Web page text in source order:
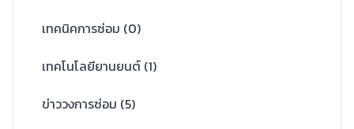
เทคนิคการซ่อม (0)
เทคโนโลยียานยนต์ (1)
ข่าววงการซ่อม (5)